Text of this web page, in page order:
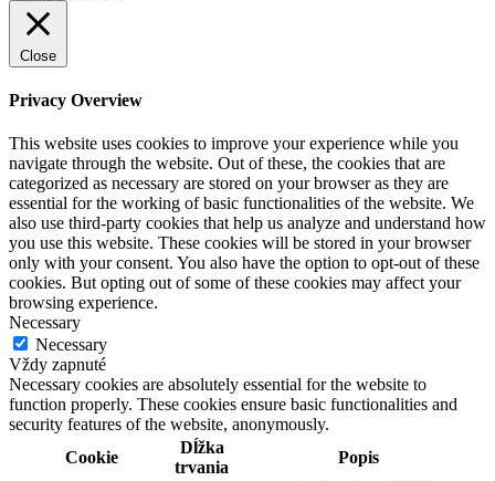
Close
Privacy Overview
This website uses cookies to improve your experience while you
navigate through the website. Out of these, the cookies that are
categorized as necessary are stored on your browser as they are
essential for the working of basic functionalities of the website. We
also use third-party cookies that help us analyze and understand how
you use this website. These cookies will be stored in your browser
only with your consent. You also have the option to opt-out of these
cookies. But opting out of some of these cookies may affect your
browsing experience.
Necessary
Necessary
Vždy zapnuté
Necessary cookies are absolutely essential for the website to
function properly. These cookies ensure basic functionalities and
security features of the website, anonymously.
Cookie
Dĺžka
trvania
Popis